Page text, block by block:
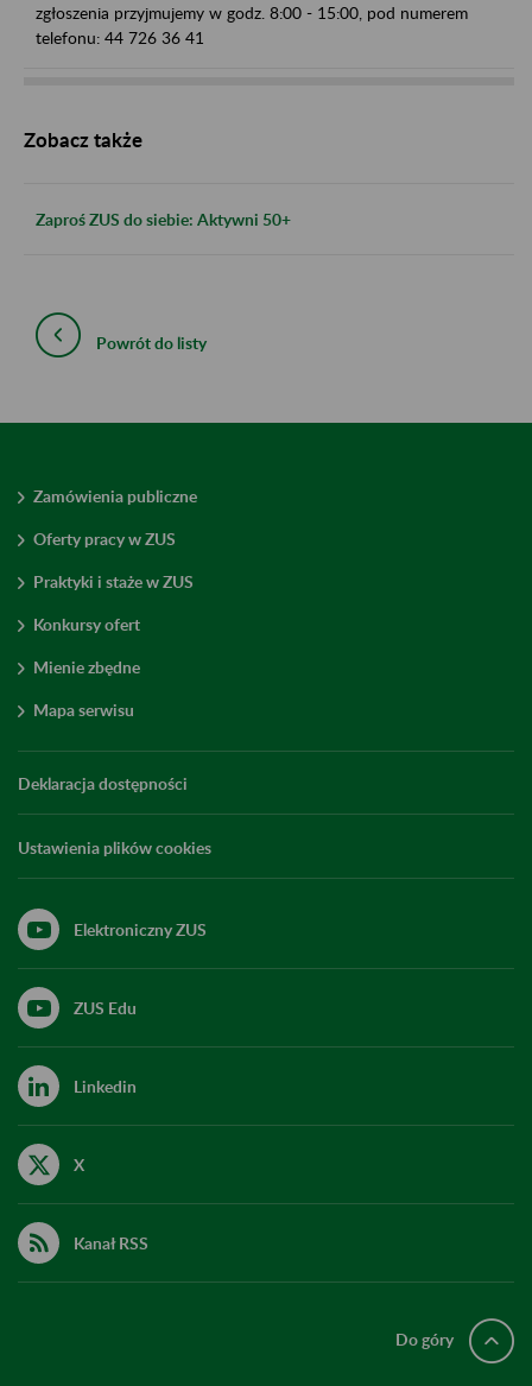
zgłoszenia przyjmujemy w godz. 8:00 - 15:00, pod numerem
telefonu: 44 726 36 41
Zobacz także
Zaproś ZUS do siebie: Aktywni 50+
Powrót do listy
Zamówienia publiczne
Oferty pracy w ZUS
Praktyki i staże w ZUS
Konkursy ofert
Mienie zbędne
Mapa serwisu
Deklaracja dostępności
Ustawienia plików cookies
Elektroniczny ZUS
ZUS Edu
Linkedin
X
Kanał RSS
Do góry